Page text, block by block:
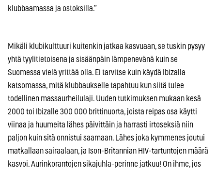
klubbaamassa ja ostoksilla.”
Mikäli klubikulttuuri kuitenkin jatkaa kasvuaan, se tuskin pysyy
yhtä tyylitietoisena ja sisäänpäin lämpenevänä kuin se
Suomessa vielä yrittää olla. Ei tarvitse kuin käydä Ibizalla
katsomassa, mitä klubbaukselle tapahtuu kun siitä tulee
todellinen massaurheilulaji. Uuden tutkimuksen mukaan kesä
2000 toi Ibizalle 300 000 brittinuorta, joista reipas osa käytti
viinaa ja huumeita lähes päivittäin ja harrasti irtoseksiä niin
paljon kuin sitä onnistui saamaan. Lähes joka kymmenes joutui
matkallaan sairaalaan, ja Ison-Britannian HIV-tartuntojen määrä
kasvoi. Aurinkorantojen sikajuhla-perinne jatkuu! On ihme, jos